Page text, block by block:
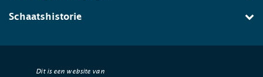
Schaatshistorie
Dit is een website van